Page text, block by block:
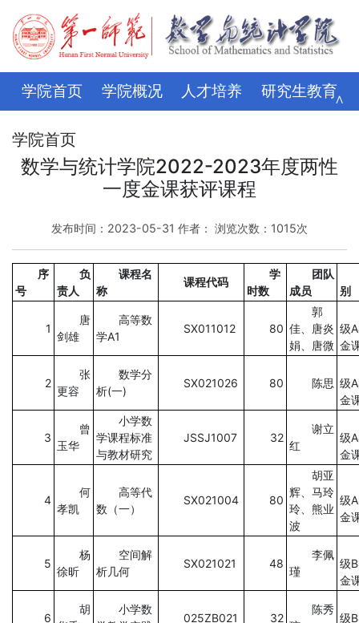
学院首页 学院概况 人才培养 研究生教育
学科科研
学生管理 评建专栏 资料下载 学校主页
∧
学院首页
数学与统计学院2022-2023年度两性
一度金课获评课程
发布时间：2023-05-31 作者： 浏览次数： 1015次
序
号
负
责人
课程名
称
课程代码
学
时数
团队
成员
别
1
唐
剑雄
高等数
学A1
SX011012 80
郭
佳、唐炎
娟、唐微
级
金
2
张
更容
数学分
析(一)
SX021026 80 陈思 级
金
3
曾
玉华
小学数
学课程标准
与教材研究
JSSJ1007 32
谢立
红
级
金
4
何
孝凯
高等代
数（一）
SX021004 80
胡亚
辉、马玲
玲、熊业
波
级
金
5
杨
徐昕
空间解
析几何
SX021021 48
李佩
瑾
级
金
6
胡
小学数
025ZB021 32
陈秀
级